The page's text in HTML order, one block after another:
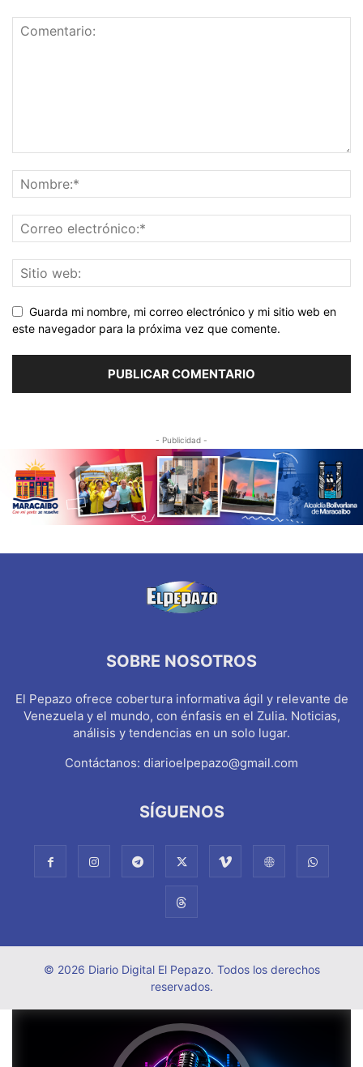
Guarda mi nombre, mi correo electrónico y mi sitio web en
este navegador para la próxima vez que comente.
- Publicidad -
SOBRE NOSOTROS
El Pepazo ofrece cobertura informativa ágil y relevante de
Venezuela y el mundo, con énfasis en el Zulia. Noticias,
análisis y tendencias en un solo lugar.
Contáctanos: diarioelpepazo@gmail.com
SÍGUENOS
© 2026 Diario Digital El Pepazo. Todos los derechos
reservados.